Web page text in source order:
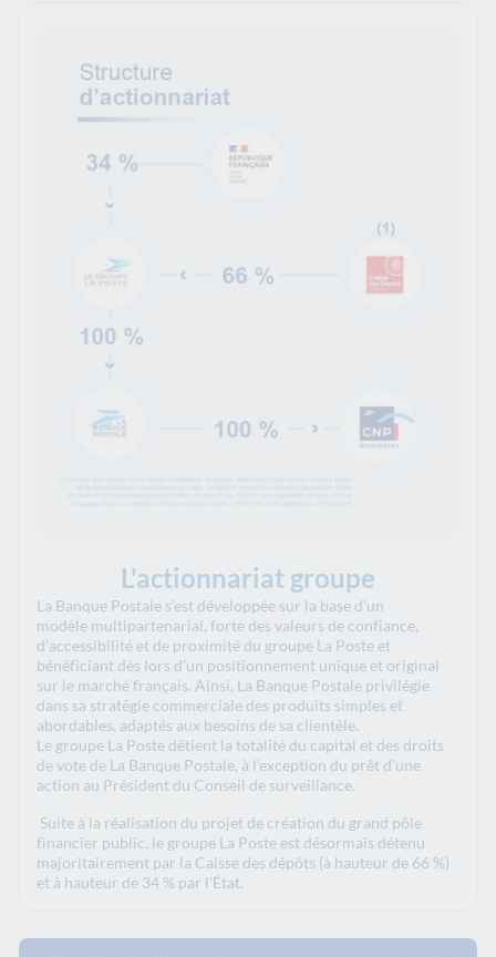
L'actionnariat groupe
La Banque Postale s’est développée sur la base d’un
modèle multipartenarial, forte des valeurs de confiance,
d’accessibilité et de proximité du groupe La Poste et
bénéficiant dès lors d’un positionnement unique et original
sur le marché français. Ainsi, La Banque Postale privilégie
dans sa stratégie commerciale des produits simples et
abordables, adaptés aux besoins de sa clientèle.
Le groupe La Poste détient la totalité du capital et des droits
de vote de La Banque Postale, à l’exception du prêt d’une
action au Président du Conseil de surveillance.
Suite à la réalisation du projet de création du grand pôle
financier public, le groupe La Poste est désormais détenu
majoritairement par la Caisse des dépôts (à hauteur de 66 %)
et à hauteur de 34 % par l’État.